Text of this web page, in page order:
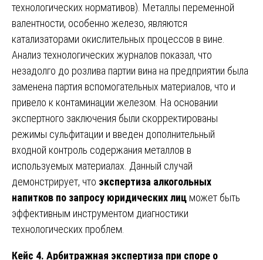
технологических нормативов). Металлы переменной
валентности, особенно железо, являются
катализаторами окислительных процессов в вине.
Анализ технологических журналов показал, что
незадолго до розлива партии вина на предприятии была
заменена партия вспомогательных материалов, что и
привело к контаминации железом. На основании
экспертного заключения были скорректированы
режимы сульфитации и введен дополнительный
входной контроль содержания металлов в
используемых материалах. Данный случай
демонстрирует, что экспертиза алкогольных
напитков по запросу юридических лиц может быть
эффективным инструментом диагностики
технологических проблем.
Кейс 4. Арбитражная экспертиза при споре о